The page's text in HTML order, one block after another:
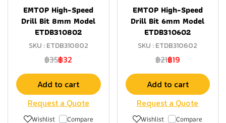
EMTOP High-Speed
Drill Bit 8mm Model
ETDB310802
SKU : ETDB310802
฿35฿32
Add to cart
Request a Quote
Wishlist Compare
EMTOP High-Speed
Drill Bit 6mm Model
ETDB310602
SKU : ETDB310602
฿21฿19
Add to cart
Request a Quote
Wishlist Compare